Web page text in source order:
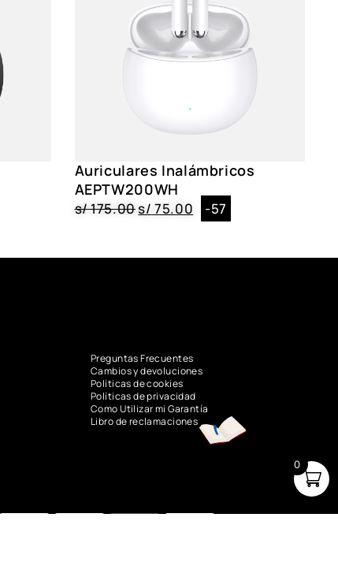
0
Auriculares Inalámbricos
AEPTW200WH
s/175.00s/ 75.00 -57
Preguntas Frecuentes
Cambios y devoluciones
Políticas de cookies
Políticas de privacidad
Como Utilizar mi Garantía
Libro de reclamaciones